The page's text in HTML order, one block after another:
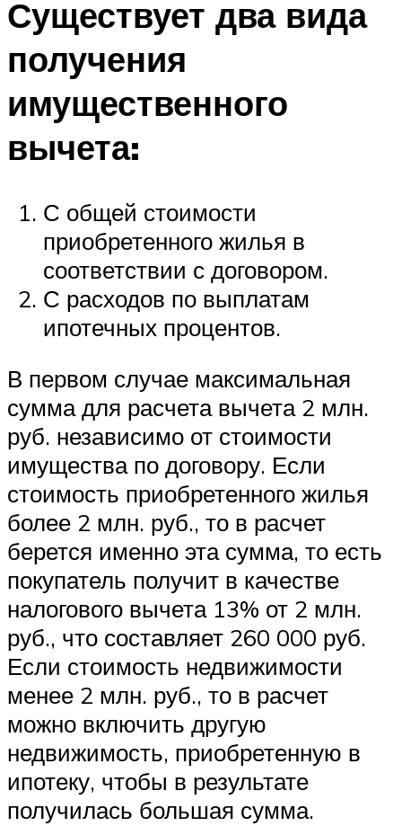
Существует два вида
получения
имущественного
вычета:
С общей стоимости
приобретенного жилья в
соответствии с договором.
С расходов по выплатам
ипотечных процентов.
В первом случае максимальная
сумма для расчета вычета 2 млн.
руб. независимо от стоимости
имущества по договору. Если
стоимость приобретенного жилья
более 2 млн. руб., то в расчет
берется именно эта сумма, то есть
покупатель получит в качестве
налогового вычета 13% от 2 млн.
руб., что составляет 260 000 руб.
Если стоимость недвижимости
менее 2 млн. руб., то в расчет
можно включить другую
недвижимость, приобретенную в
ипотеку, чтобы в результате
получилась большая сумма.